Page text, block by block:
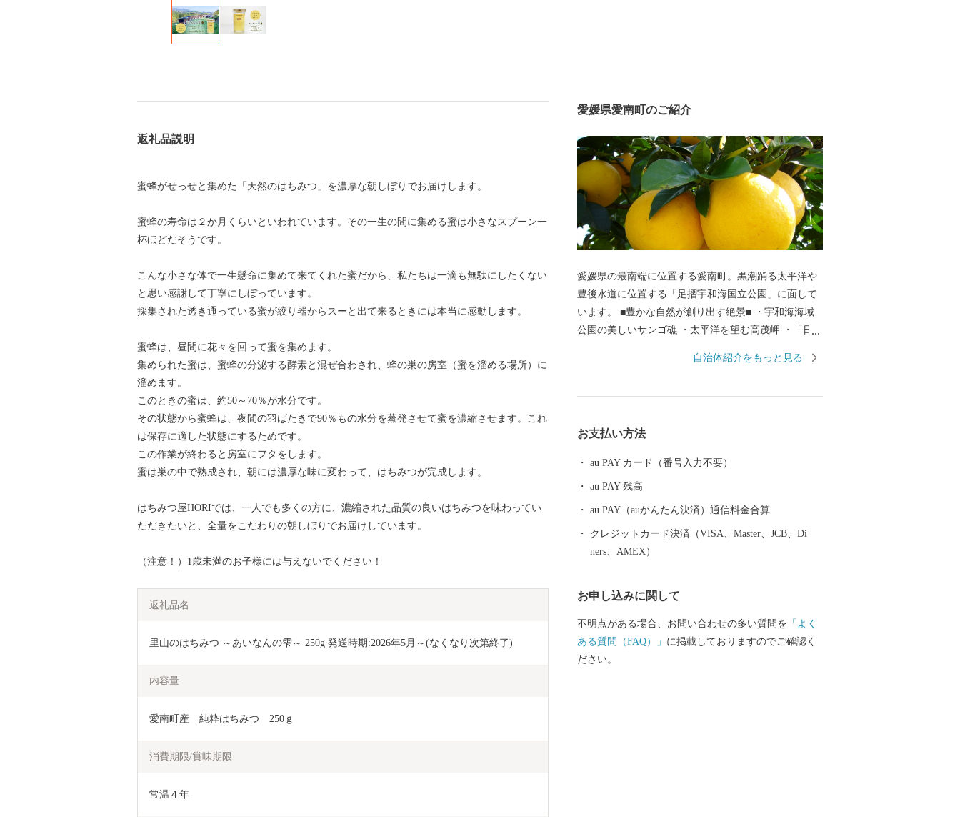
返礼品説明
蜜蜂がせっせと集めた「天然のはちみつ」を濃厚な朝しぼりでお届けします。
蜜蜂の寿命は２か月くらいといわれています。その一生の間に集める蜜は小さなスプーン一
杯ほどだそうです。
こんな小さな体で一生懸命に集めて来てくれた蜜だから、私たちは一滴も無駄にしたくない
と思い感謝して丁寧にしぼっています。
採集された透き通っている蜜が絞り器からスーと出て来るときには本当に感動します。
蜜蜂は、昼間に花々を回って蜜を集めます。
集められた蜜は、蜜蜂の分泌する酵素と混ぜ合わされ、蜂の巣の房室（蜜を溜める場所）に
溜めます。
このときの蜜は、約50～70％が水分です。
その状態から蜜蜂は、夜間の羽ばたきで90％もの水分を蒸発させて蜜を濃縮させます。これ
は保存に適した状態にするためです。
この作業が終わると房室にフタをします。
蜜は巣の中で熟成され、朝には濃厚な味に変わって、はちみつが完成します。
はちみつ屋HORIでは、一人でも多くの方に、濃縮された品質の良いはちみつを味わってい
ただきたいと、全量をこだわりの朝しぼりでお届けしています。
（注意！）1歳未満のお子様には与えないでください！
返礼品名
里山のはちみつ ～あいなんの雫～ 250g 発送時期:2026年5月～(なくなり次第終了)
内容量
愛南町産　純粋はちみつ　250ｇ
消費期限/賞味期限
常温４年
愛媛県愛南町のご紹介
愛媛県の最南端に位置する愛南町。黒潮踊る太平洋や
豊後水道に位置する「足摺宇和海国立公園」に面して
います。 ■豊かな自然が創り出す絶景■ ・宇和海海域
公園の美しいサンゴ礁 ・太平洋を望む高茂岬 ・「日本
んだ空気と自然が織り成す恵み■ 自然の恵みをいっぱ
ツオは鮮度が命 日帰りカツオ ・適度に脂がのり、身
の締まりの良い宇和海のマダイ
自治体紹介をもっと見る
お支払い方法
au PAY カード（番号入力不要）
au PAY 残高
au PAY（auかんたん決済）通信料金合算
クレジットカード決済（VISA、Master、JCB、Di
ners、AMEX）
お申し込みに関して
不明点がある場合、お問い合わせの多い質問を 「よく
ある質問（FAQ）」 に掲載しておりますのでご確認く
ださい。